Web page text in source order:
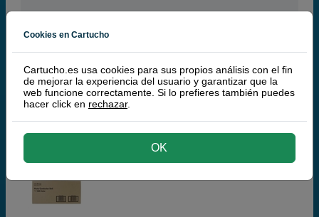
52,50
43,39 € iva ex
NO DISPONIBLE
Ricoh type 165 (402449) fotoconductor color
Cookies en Cartucho
Cartucho.es usa cookies para sus propios análisis con el fin
de mejorar la experiencia del usuario y garantizar que la
web funcione correctamente. Si lo prefieres también puedes
hacer click en rechazar.
OK